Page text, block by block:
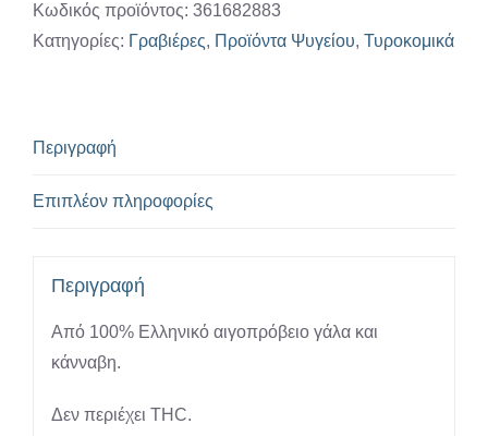
200-
350gr
Κωδικός προϊόντος: 361682883
Κατηγορίες: Γραβιέρες, Προϊόντα Ψυγείου, Τυροκομικά
Περιγραφή
Επιπλέον πληροφορίες
Περιγραφή
Από 100% Ελληνικό αιγοπρόβειο γάλα και
κάνναβη.
Δεν περιέχει THC.